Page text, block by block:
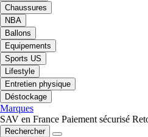
Chaussures
NBA
Ballons
Equipements
Sports US
Lifestyle
Entretien physique
Déstockage
Marques
SAV en France Paiement sécurisé
Rechercher